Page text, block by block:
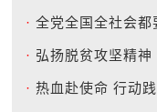
· 全党全国全社会都
· 弘扬脱贫攻坚精神
· 热血赴使命 行动